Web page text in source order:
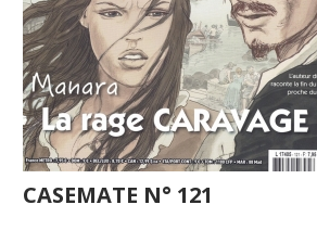
CASEMATE N° 121